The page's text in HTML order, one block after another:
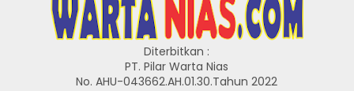
Diterbitkan :
PT. Pilar Warta Nias
No. AHU-043662.AH.01.30.Tahun 2022